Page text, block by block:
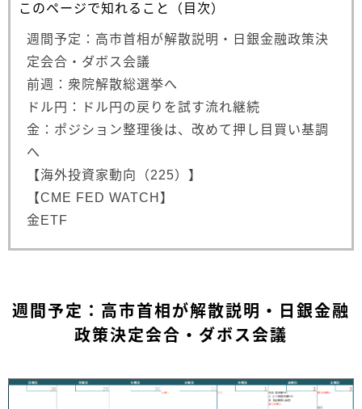
このページで知れること（目次）
週間予定：高市首相が解散説明・日銀金融政策決
定会合・ダボス会議
前週：衆院解散総選挙へ
ドル円：ドル円の戻りを試す流れ継続
金：ポジション整理後は、改めて押し目買い基調
へ
【海外投資家動向（225）】
【CME FED WATCH】
金ETF
週間予定：高市首相が解散説明・日銀金融
政策決定会合・ダボス会議